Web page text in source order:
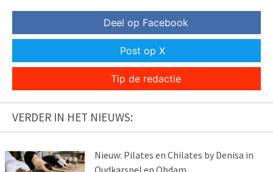
Deel op Facebook
Post op X
Tip de redactie
VERDER IN HET NIEUWS:
Nieuw: Pilates en Chilates by Denisa in